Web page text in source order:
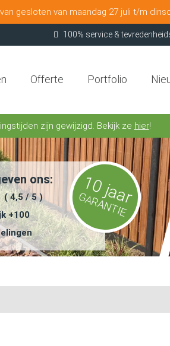
gesloten van maandag 27 juli t/m
100% service &
Offerte Portfolio
zijn gewijzigd. Bekijk ze hier!
ons:
( 4,5 / 5 )
+100
10 jaar
GARANTIE